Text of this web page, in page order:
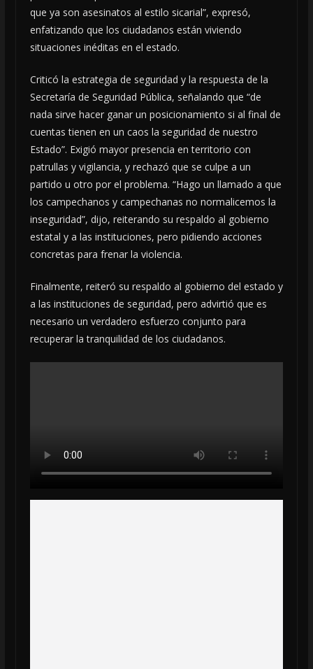
que ya son asesinatos al estilo sicarial”, expresó,
enfatizando que los ciudadanos están viviendo
situaciones inéditas en el estado.
Criticó la estrategia de seguridad y la respuesta de la
Secretaría de Seguridad Pública, señalando que “de
nada sirve hacer ganar un posicionamiento si al final de
cuentas tienen en un caos la seguridad de nuestro
Estado”. Exigió mayor presencia en territorio con
patrullas y vigilancia, y rechazó que se culpe a un
partido u otro por el problema. “Hago un llamado a que
los campechanos y campechanas no normalicemos la
inseguridad”, dijo, reiterando su respaldo al gobierno
estatal y a las instituciones, pero pidiendo acciones
concretas para frenar la violencia.
Finalmente, reiteró su respaldo al gobierno del estado y
a las instituciones de seguridad, pero advirtió que es
necesario un verdadero esfuerzo conjunto para
recuperar la tranquilidad de los ciudadanos.